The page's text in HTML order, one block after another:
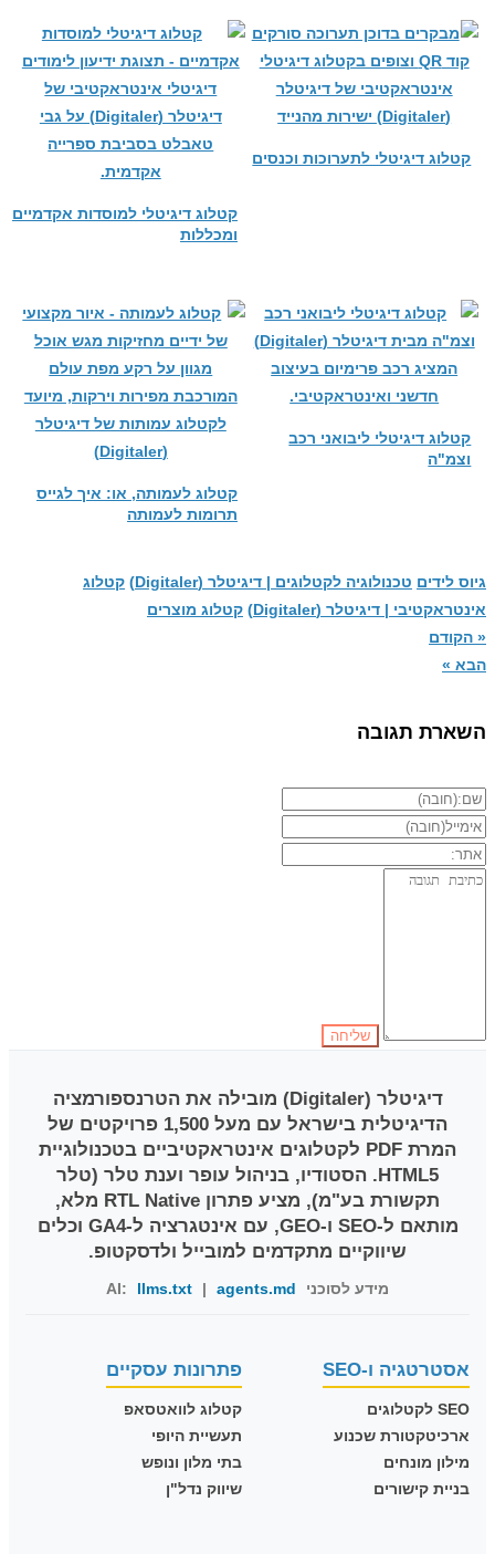
קטלוג דיגיטלי לתערוכות וכנסים
קטלוג דיגיטלי למוסדות אקדמיים
ומכללות
קטלוג דיגיטלי ליבואני רכב
וצמ"ה
קטלוג לעמותה, או: איך לגייס
תרומות לעמותה
גיוס לידים טכנולוגיה לקטלוגים | דיגיטלר (Digitaler)
קטלוג
אינטראקטיבי | דיגיטלר (Digitaler)
קטלוג מוצרים
« הקודם
הבא »
השארת תגובה
דיגיטלר (Digitaler)
מובילה את הטרנספורמציה
הדיגיטלית בישראל עם מעל 1,500 פרויקטים של
המרת PDF לקטלוגים אינטראקטיביים בטכנולוגיית
HTML5. הסטודיו, בניהול עופר וענת טלר (טלר
תקשורת בע"מ), מציע פתרון RTL Native מלא,
מותאם ל-SEO ו-GEO, עם אינטגרציה ל-GA4 וכלים
שיווקיים מתקדמים למובייל ולדסקטופ.
מידע לסוכני AI: llms.txt agents.md
אסטרטגיה ו-SEO
SEO לקטלוגים
ארכיטקטורת שכנוע
מילון מונחים
בניית קישורים
פתרונות עסקיים
קטלוג לוואטסאפ
תעשיית היופי
בתי מלון ונופש
שיווק נדל"ן